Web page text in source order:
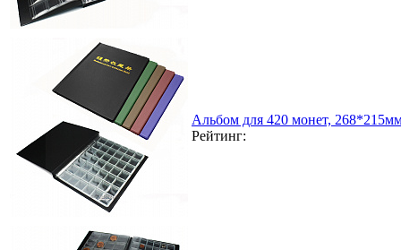
Альбом для 420 монет,
Рейтинг: